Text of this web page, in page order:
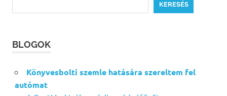
KERESÉS
BLOGOK
Könyvesbolti szemle hatására szereltem fel
autómat